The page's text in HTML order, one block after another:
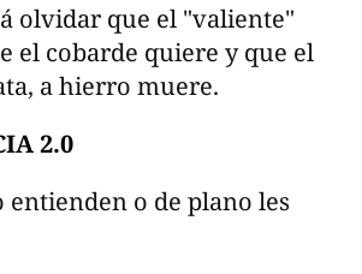
olvidar que el "valiente"
el cobarde quiere y que el
a hierro muere.
2.0
entienden o de plano les